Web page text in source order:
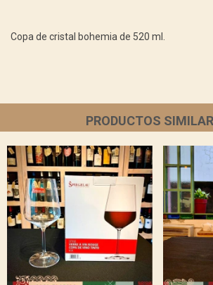
Copa de cristal bohemia de 520 ml.
PRODUCTOS